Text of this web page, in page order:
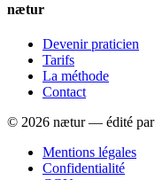
nætur
Devenir praticien
Tarifs
La méthode
Contact
© 2026 nætur — édité par
Mentions légales
Confidentialité